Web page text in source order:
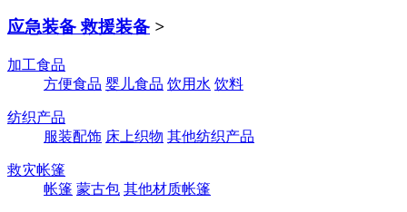
应急装备 救援装备 >
加工食品
方便食品 婴儿食品 饮用水 饮料
纺织产品
服装配饰 床上织物 其他纺织产品
救灾帐篷
帐篷 蒙古包 其他材质帐篷